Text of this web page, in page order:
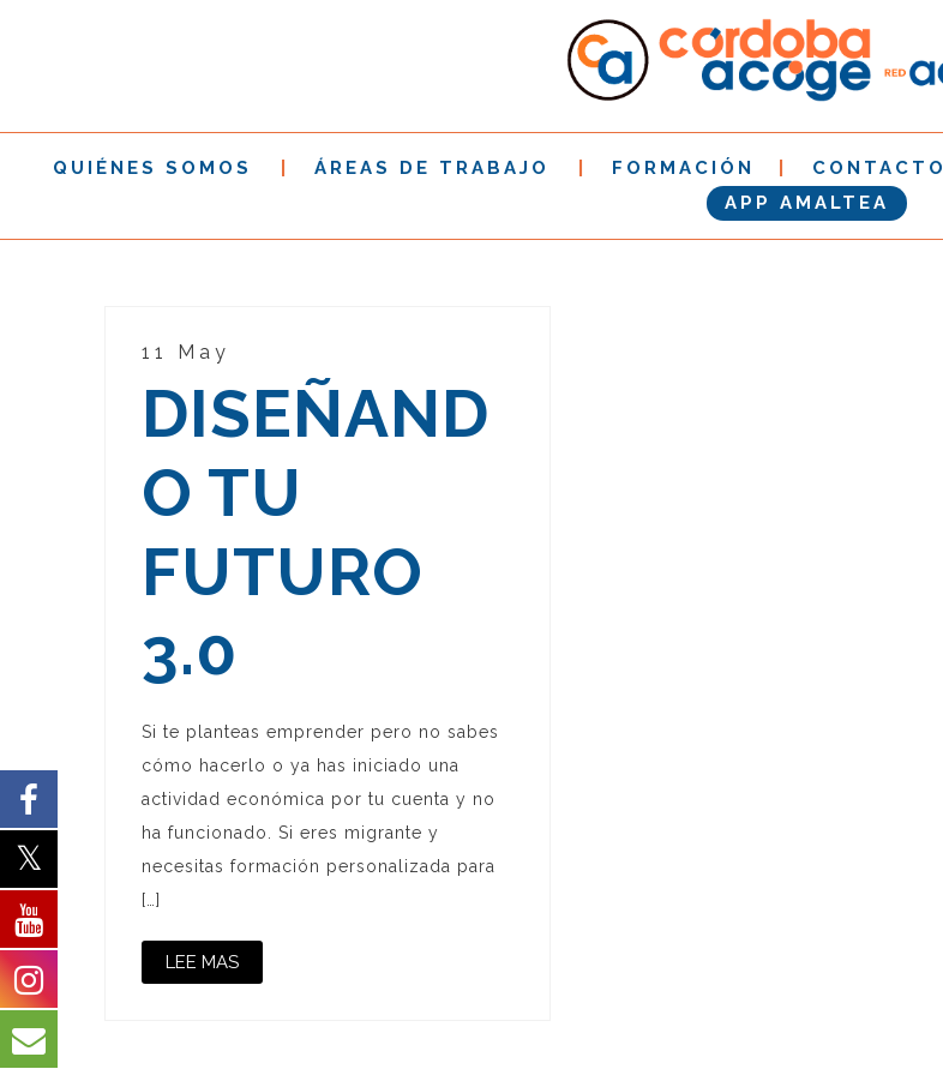
QUIÉNES SOMOS ÁREAS DE TRABAJO FORMACIÓN CONTACTO
APP AMALTEA
11 May
DISEÑAND
O TU
FUTURO
3.0
Si te planteas emprender pero no sabes
cómo hacerlo o ya has iniciado una
actividad económica por tu cuenta y no
ha funcionado. Si eres migrante y
necesitas formación personalizada para
[…]
LEE MAS